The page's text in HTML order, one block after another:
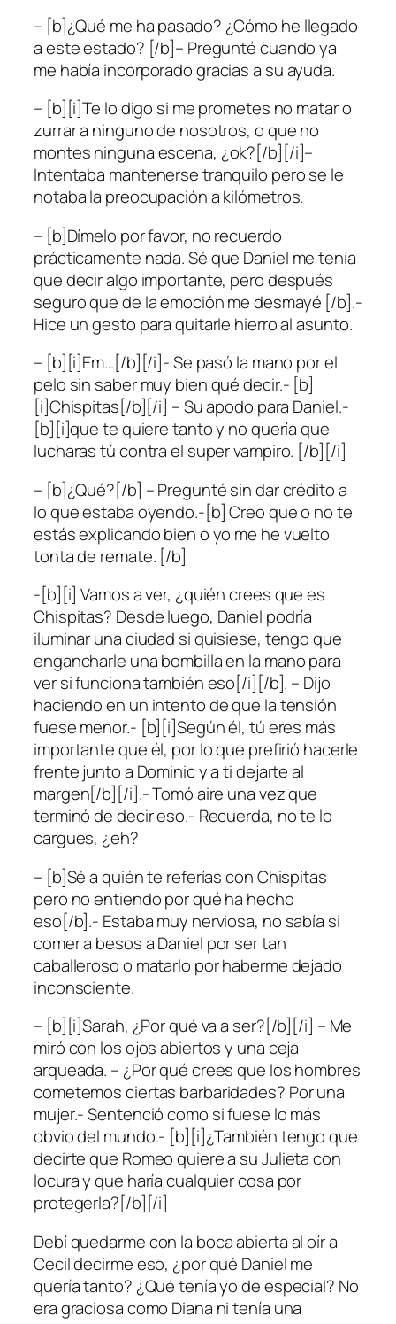
– [b]¿Qué me ha pasado? ¿Cómo he llegado
a este estado? [/b]– Pregunté cuando ya
me había incorporado gracias a su ayuda.
– [b][i]Te lo digo si me prometes no matar o
zurrar a ninguno de nosotros, o que no
montes ninguna escena, ¿ok?[/b][/i]–
Intentaba mantenerse tranquilo pero se le
notaba la preocupación a kilómetros.
– [b]Dímelo por favor, no recuerdo
prácticamente nada. Sé que Daniel me tenía
que decir algo importante, pero después
seguro que de la emoción me desmayé [/b].-
Hice un gesto para quitarle hierro al asunto.
– [b][i]Em…[/b][/i]- Se pasó la mano por el
pelo sin saber muy bien qué decir.- [b]
[i]Chispitas[/b][/i] – Su apodo para Daniel.-
[b][i]que te quiere tanto y no quería que
lucharas tú contra el super vampiro. [/b][/i]
– [b]¿Qué?[/b] – Pregunté sin dar crédito a
lo que estaba oyendo.-[b] Creo que o no te
estás explicando bien o yo me he vuelto
tonta de remate. [/b]
-[b][i] Vamos a ver, ¿quién crees que es
Chispitas? Desde luego, Daniel podría
iluminar una ciudad si quisiese, tengo que
engancharle una bombilla en la mano para
ver si funciona también eso[/i][/b]. – Dijo
haciendo en un intento de que la tensión
fuese menor.- [b][i]Según él, tú eres más
importante que él, por lo que prefirió hacerle
frente junto a Dominic y a ti dejarte al
margen[/b][/i].- Tomó aire una vez que
terminó de decir eso.- Recuerda, no te lo
cargues, ¿eh?
– [b]Sé a quién te referías con Chispitas
pero no entiendo por qué ha hecho
eso[/b].- Estaba muy nerviosa, no sabía si
comer a besos a Daniel por ser tan
caballeroso o matarlo por haberme dejado
inconsciente.
– [b][i]Sarah, ¿Por qué va a ser?[/b][/i] – Me
miró con los ojos abiertos y una ceja
arqueada. – ¿Por qué crees que los hombres
cometemos ciertas barbaridades? Por una
mujer.- Sentenció como si fuese lo más
obvio del mundo.- [b][i]¿También tengo que
decirte que Romeo quiere a su Julieta con
locura y que haría cualquier cosa por
protegerla?[/b][/i]
Debí quedarme con la boca abierta al oír a
Cecil decirme eso, ¿por qué Daniel me
quería tanto? ¿Qué tenía yo de especial? No
era graciosa como Diana ni tenía una